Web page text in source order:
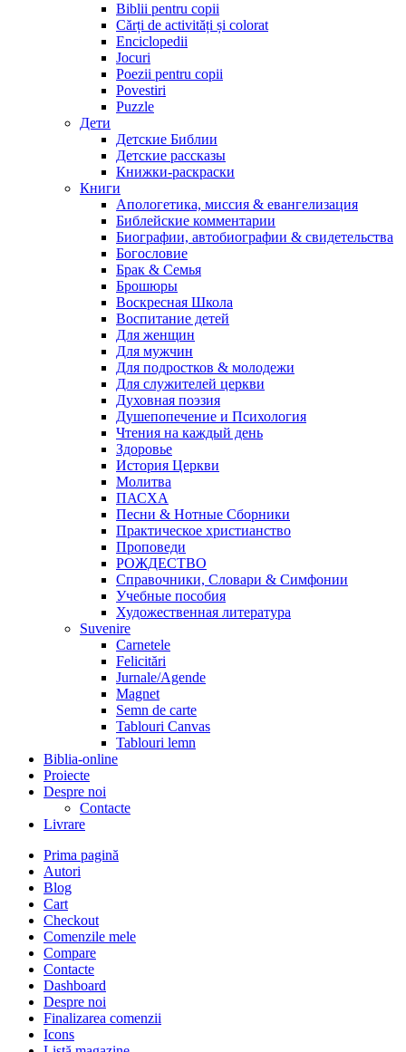
Biblii pentru copii
Cărți de activități și colorat
Enciclopedii
Jocuri
Poezii pentru copii
Povestiri
Puzzle
Дети
Детские Библии
Детские рассказы
Книжки-раскраски
Книги
Апологетика, миссия & евангелизация
Библейские комментарии
Биографии, автобиографии & свидетельства
Богословие
Брак & Семья
Брошюры
Воскресная Школа
Воспитание детей
Для женщин
Для мужчин
Для подростков & молодежи
Для служителей церкви
Духовная поэзия
Душепопечение и Психология
Чтения на каждый день
Здоровье
История Церкви
Молитва
ПАСХА
Песни & Нотные Сборники
Практическое христианство
Проповеди
РОЖДЕСТВО
Справочники, Словари & Симфонии
Учебные пособия
Художественная литература
Suvenire
Carnetele
Felicitări
Jurnale/Agende
Magnet
Semn de carte
Tablouri Canvas
Tablouri lemn
Biblia-online
Proiecte
Despre noi
Contacte
Livrare
Prima pagină
Autori
Blog
Cart
Checkout
Comenzile mele
Compare
Contacte
Dashboard
Despre noi
Finalizarea comenzii
Icons